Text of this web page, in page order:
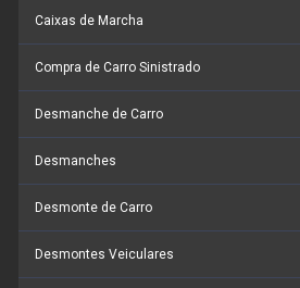
Caixas de Marcha
Compra de Carro Sinistrado
Desmanche de Carro
Desmanches
Desmonte de Carro
Desmontes Veiculares